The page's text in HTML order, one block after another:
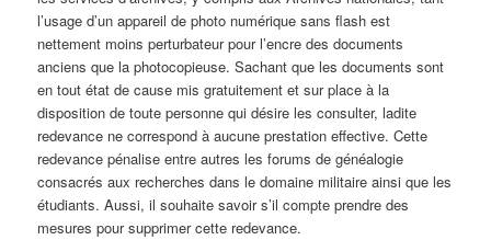
l’usage d’un appareil de photo numérique sans flash est
nettement moins perturbateur pour l’encre des documents
anciens que la photocopieuse. Sachant que les documents sont
en tout état de cause mis gratuitement et sur place à la
disposition de toute personne qui désire les consulter, ladite
redevance ne correspond à aucune prestation effective. Cette
redevance pénalise entre autres les forums de généalogie
consacrés aux recherches dans le domaine militaire ainsi que les
étudiants. Aussi, il souhaite savoir s’il compte prendre des
mesures pour supprimer cette redevance.